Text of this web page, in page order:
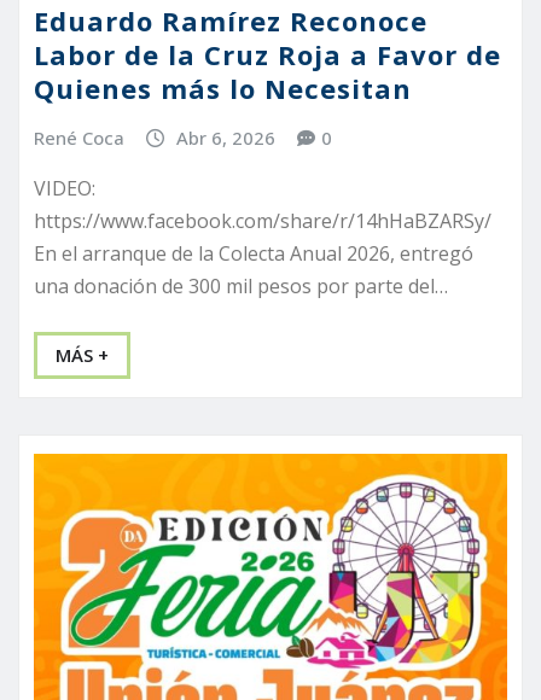
Eduardo Ramírez Reconoce
Labor de la Cruz Roja a Favor de
Quienes más lo Necesitan
René Coca Abr 6, 2026 0
VIDEO:
https://www.facebook.com/share/r/14hHaBZARSy/
En el arranque de la Colecta Anual 2026, entregó
una donación de 300 mil pesos por parte del…
MÁS +